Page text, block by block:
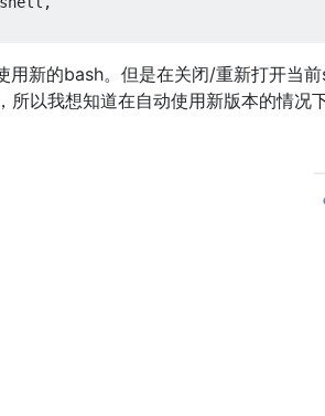
用新的bash。但是在关闭/重新打开当
所以我想知道在自动使用新版本的情况